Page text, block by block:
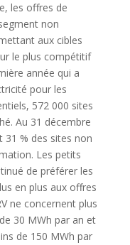
les offres de
non
aux cibles
le plus compétitif
année qui a
pour les
572 000 sites
Au 31 décembre
31 % des sites non
Les petits
de préférer les
en plus aux offres
ne concernent plus
30 MWh par an et
de 150 MWh par